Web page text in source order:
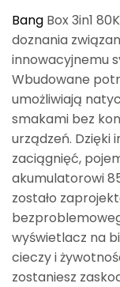
Bang Box 3in1
doznania
innowacyjnemu
Wbudowane
umożliwiają
smakami bez
urządzeń. Dzięki
zaciągnięć,
akumulatorowi
zostało
wyświetlacz na
cieczy i
zostaniesz